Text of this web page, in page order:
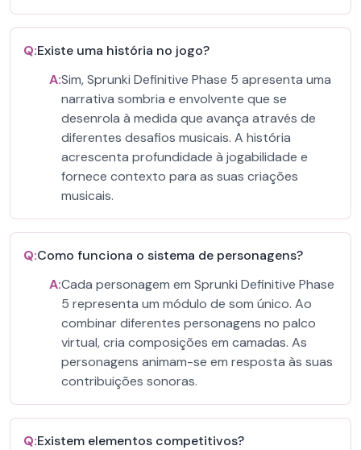
Q:Existe uma história no jogo?
A:Sim, Sprunki Definitive Phase 5 apresenta uma
narrativa sombria e envolvente que se
desenrola à medida que avança através de
diferentes desafios musicais. A história
acrescenta profundidade à jogabilidade e
fornece contexto para as suas criações
musicais.
Q:Como funciona o sistema de personagens?
A:Cada personagem em Sprunki Definitive Phase
5 representa um módulo de som único. Ao
combinar diferentes personagens no palco
virtual, cria composições em camadas. As
personagens animam-se em resposta às suas
contribuições sonoras.
Q:Existem elementos competitivos?